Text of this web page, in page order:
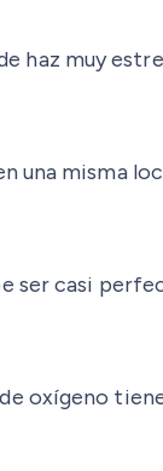
haz muy
una misma
ser casi
oxígeno